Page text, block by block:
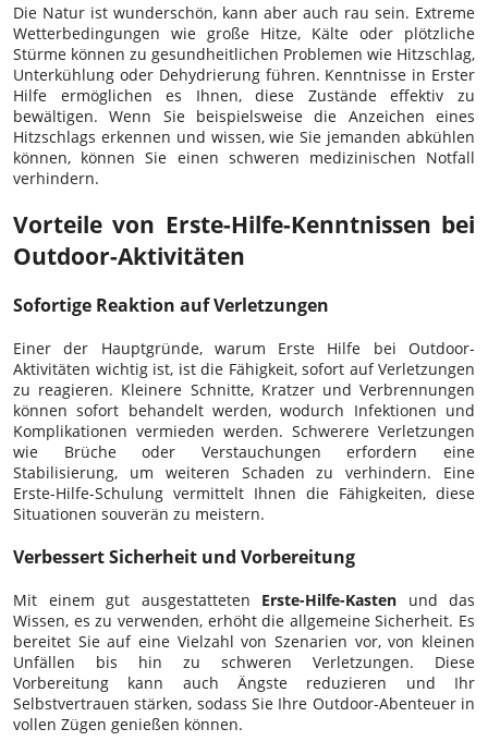
Die Natur ist wunderschön, kann aber auch rau sein. Extreme
Wetterbedingungen wie große Hitze, Kälte oder plötzliche
Stürme können zu gesundheitlichen Problemen wie Hitzschlag,
Unterkühlung oder Dehydrierung führen. Kenntnisse in Erster
Hilfe ermöglichen es Ihnen, diese Zustände effektiv zu
bewältigen. Wenn Sie beispielsweise die Anzeichen eines
Hitzschlags erkennen und wissen, wie Sie jemanden abkühlen
können, können Sie einen schweren medizinischen Notfall
verhindern.
Vorteile von Erste-Hilfe-Kenntnissen bei
Outdoor-Aktivitäten
Sofortige Reaktion auf Verletzungen
Einer der Hauptgründe, warum Erste Hilfe bei Outdoor-
Aktivitäten wichtig ist, ist die Fähigkeit, sofort auf Verletzungen
zu reagieren. Kleinere Schnitte, Kratzer und Verbrennungen
können sofort behandelt werden, wodurch Infektionen und
Komplikationen vermieden werden. Schwerere Verletzungen
wie Brüche oder Verstauchungen erfordern eine
Stabilisierung, um weiteren Schaden zu verhindern. Eine
Erste-Hilfe-Schulung vermittelt Ihnen die Fähigkeiten, diese
Situationen souverän zu meistern.
Verbessert Sicherheit und Vorbereitung
Mit einem gut ausgestatteten Erste-Hilfe-Kasten und das
Wissen, es zu verwenden, erhöht die allgemeine Sicherheit. Es
bereitet Sie auf eine Vielzahl von Szenarien vor, von kleinen
Unfällen bis hin zu schweren Verletzungen. Diese
Vorbereitung kann auch Ängste reduzieren und Ihr
Selbstvertrauen stärken, sodass Sie Ihre Outdoor-Abenteuer in
vollen Zügen genießen können.